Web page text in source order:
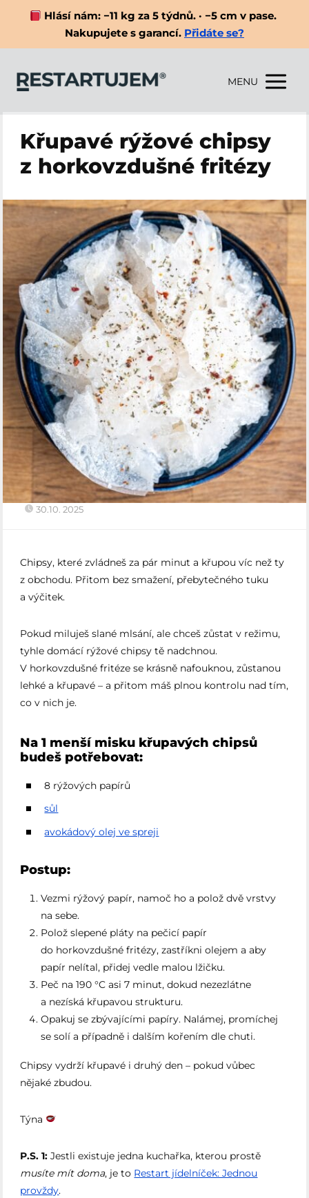
Hlásí nám: −11 kg za 5 týdnů. · −5 cm v pase.
Nakupujete s garancí. Přidáte se?
MENU
Křupavé rýžové chipsy
z horkovzdušné fritézy
30.10. 2025
Chipsy, které zvládneš za pár minut a křupou víc než ty
z obchodu. Přitom bez smažení, přebytečného tuku
a výčitek.
Pokud miluješ slané mlsání, ale chceš zůstat v režimu,
tyhle domácí rýžové chipsy tě nadchnou.
V horkovzdušné fritéze se krásně nafouknou, zůstanou
lehké a křupavé – a přitom máš plnou kontrolu nad tím,
co v nich je.
Na 1 menší misku křupavých chipsů
budeš potřebovat:
8 rýžových papírů
sůl
avokádový olej ve spreji
Postup:
Vezmi rýžový papír, namoč ho a polož dvě vrstvy
na sebe.
Polož slepené pláty na pečicí papír
do horkovzdušné fritézy, zastříkni olejem a aby
papír nelítal, přidej vedle malou lžičku.
Peč na 190 °C asi 7 minut, dokud nezezlátne
a nezíská křupavou strukturu.
Opakuj se zbývajícími papíry. Nalámej, promíchej
se solí a případně i dalším kořením dle chuti.
Chipsy vydrží křupavé i druhý den – pokud vůbec
nějaké zbudou.
Týna
P.S. 1: Jestli existuje jedna kuchařka, kterou prostě
musíte mít doma, je to Restart jídelníček: Jednou
provždy.